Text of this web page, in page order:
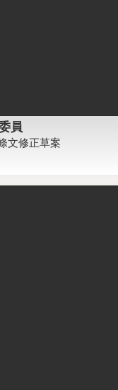
員
文修正草案